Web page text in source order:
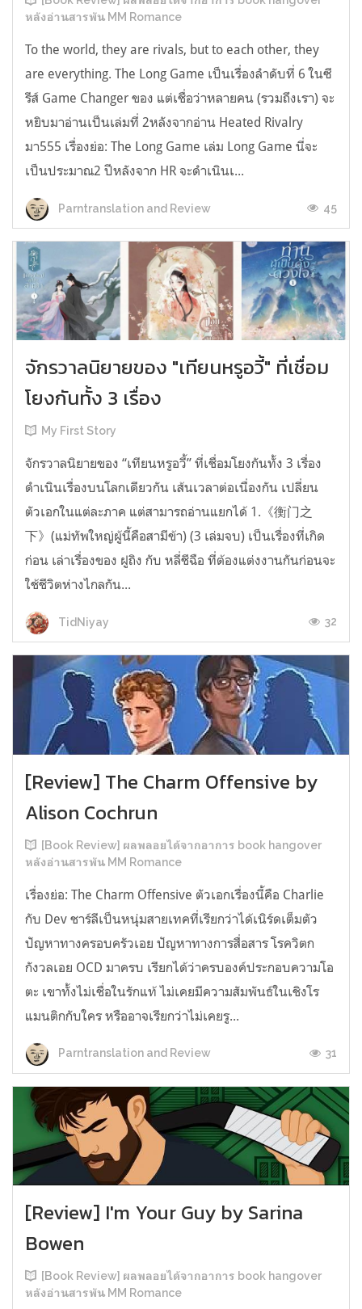
หลังอ่านสารพัน MM Romance
To the world, they are rivals, but to each other, they
are everything. The Long Game เป็นเรื่องลำดับที่ 6 ในซี
รีส์ Game Changer ของ แต่เชื่อว่าหลายคน (รวมถึงเรา) จะ
หยิบมาอ่านเป็นเล่มที่ 2หลังจากอ่าน Heated Rivalry
มา555 เรื่องย่อ: The Long Game เล่ม Long Game นี่จะ
เป็นประมาณ2 ปีหลังจาก HR จะดำเนินเ...
Parntranslation and Review 45
จักรวาลนิยายของ "เทียนหรูอวี้" ที่เชื่อม
โยงกันทั้ง 3 เรื่อง
My First Story
จักรวาลนิยายของ “เทียนหรูอวี้” ที่เชื่อมโยงกันทั้ง 3 เรื่อง
ดำเนินเรื่องบนโลกเดียวกัน เส้นเวลาต่อเนื่องกัน เปลี่ยน
ตัวเอกในแต่ละภาค แต่สามารถอ่านแยกได้ 1.《衡门之
下》(แม่ทัพใหญ่ผู้นี้คือสามีข้า) (3 เล่มจบ) เป็นเรื่องที่เกิด
ก่อน เล่าเรื่องของ ฝูถิง กับ หลี่ชีฉือ ที่ต้องแต่งงานกันก่อนจะ
ใช้ชีวิตห่างไกลกัน...
TidNiyay 32
[Review] The Charm Offensive by
Alison Cochrun
[Book Review] ผลพลอยได้จากอาการ book hangover
หลังอ่านสารพัน MM Romance
เรื่องย่อ: The Charm Offensive ตัวเอกเรื่องนี้คือ Charlie
กับ Dev ชาร์ลีเป็นหนุ่มสายเทคที่เรียกว่าได้เนิร์ดเต็มตัว
ปัญหาทางครอบครัวเอย ปัญหาทางการสื่อสาร โรควิตก
กังวลเอย OCD มาครบ เรียกได้ว่าครบองค์ประกอบความโอ
ตะ เขาทั้งไม่เชื่อในรักแท้ ไม่เคยมีความสัมพันธ์ในเชิงโร
แมนติกกับใคร หรืออาจเรียกว่าไม่เคยรู...
Parntranslation and Review 31
[Review] I'm Your Guy by Sarina
Bowen
[Book Review] ผลพลอยได้จากอาการ book hangover
หลังอ่านสารพัน MM Romance